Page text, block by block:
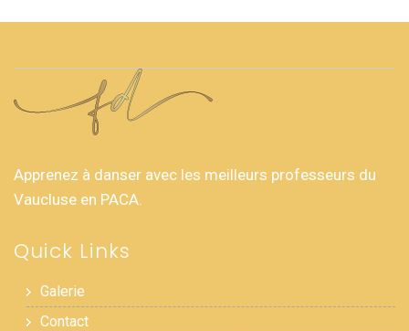
Apprenez à danser avec les meilleurs professeurs du
Vaucluse en PACA.
Quick Links
Galerie
Contact